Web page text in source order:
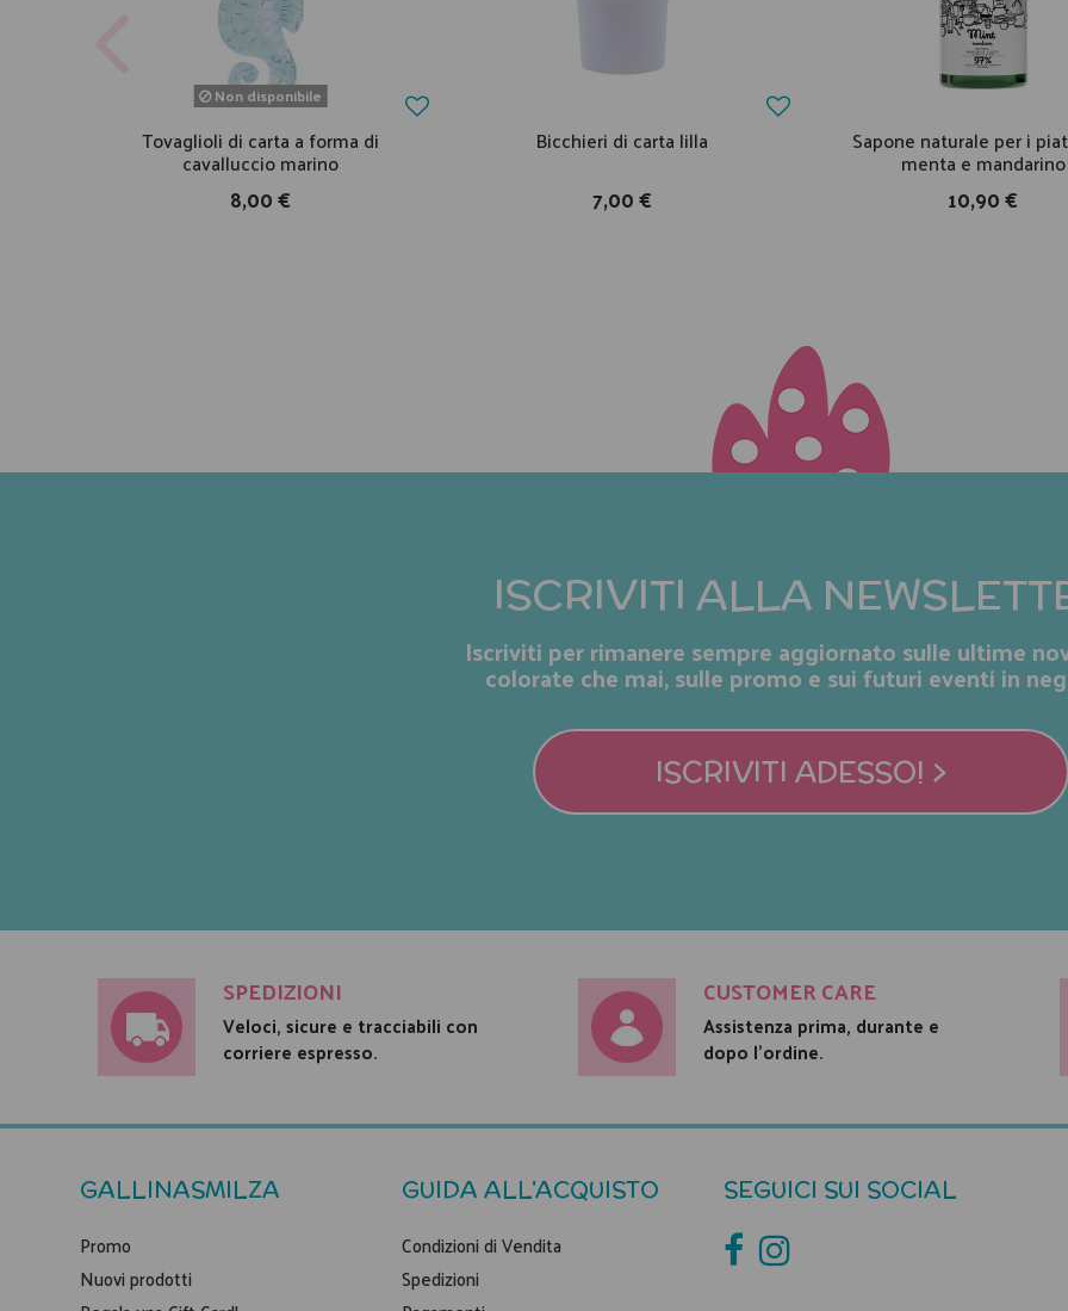
Non disponibile
Tovaglioli di carta a forma di
cavalluccio marino
8,00 €
Bicchieri di carta lilla
7,00 €
Sapone naturale per i
menta e mandarino
10,90 €
ISCRIVITI ALLA
Iscriviti per rimanere sempre aggiornato sulle ultime
colorate che mai, sulle promo e sui futuri eventi in
ISCRIVITI ADESSO! >
SPEDIZIONI
Veloci, sicure e tracciabili con
corriere espresso.
CUSTOMER CARE
Assistenza prima, durante e
dopo l'ordine.
GALLINASMILZA
Promo
Nuovi prodotti
GUIDA ALL'ACQUISTO
Condizioni di Vendita
Spedizioni
SEGUICI SUI SOCIAL